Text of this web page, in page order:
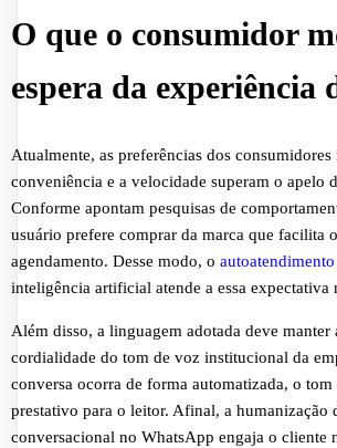
O que o consumidor
espera da experiência
Atualmente, as preferências dos
conveniência e a velocidade superam o apelo
Conforme apontam pesquisas de
usuário prefere comprar da marca que facilita
agendamento. Desse modo, o autoatendimento
inteligência artificial atende a essa expectativa
Além disso, a linguagem adotada deve manter
cordialidade do tom de voz institucional da
conversa ocorra de forma automatizada, o tom
prestativo para o leitor. Afinal, a humanização
conversacional no WhatsApp engaja o cliente